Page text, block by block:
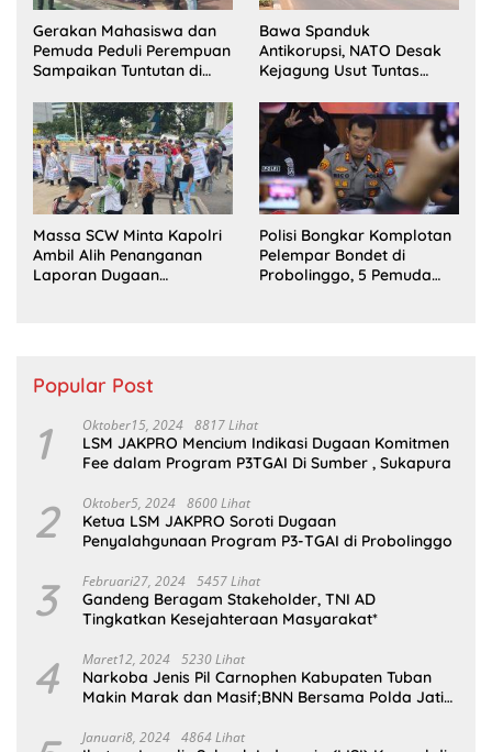
Gerakan Mahasiswa dan
Pemuda Peduli Perempuan
Sampaikan Tuntutan di
Bawa Spanduk
Antikorupsi, NATO Desak
Kejagung Usut Tuntas
Massa SCW Minta Kapolri
Ambil Alih Penanganan
Laporan Dugaan
Polisi Bongkar Komplotan
Pelempar Bondet di
Probolinggo, 5 Pemuda
Popular Post
1 Oktober15, 2024 8817 Lihat
LSM JAKPRO Mencium Indikasi Dugaan Komitmen
Fee dalam Program P3TGAI Di Sumber , Sukapura
2 Oktober5, 2024 8600 Lihat
Ketua LSM JAKPRO Soroti Dugaan
Penyalahgunaan Program P3-TGAI di Probolinggo
3 Februari27, 2024 5457 Lihat
Gandeng Beragam Stakeholder, TNI AD
Tingkatkan Kesejahteraan Masyarakat*
4 Maret12, 2024 5230 Lihat
Narkoba Jenis Pil Carnophen Kabupaten Tuban
Makin Marak dan Masif;BNN Bersama Polda Jatim
Januari8, 2024 4864 Lihat